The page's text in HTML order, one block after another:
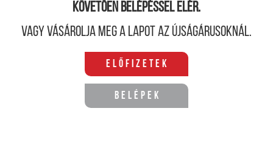
követően belépéssel elér.
Vagy vásárolja meg a lapot az újságárusoknál.
Előfizetek
Belépek